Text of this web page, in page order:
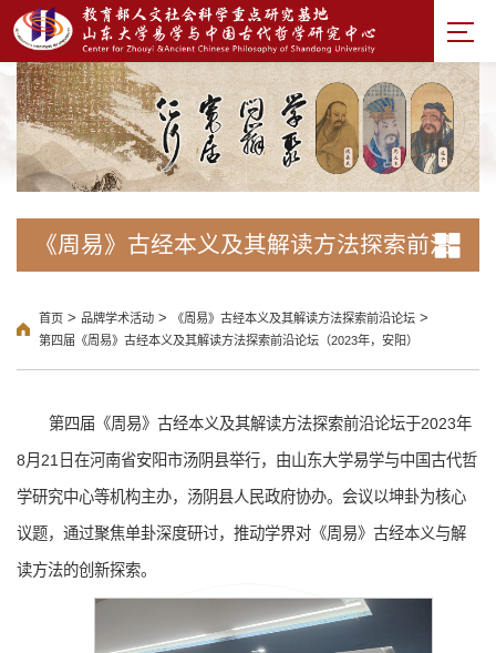
《周易》古经本义及其解读方法探索前沿
首页 > 品牌学术活动 > 《周易》古经本义及其解读方法探索前沿论坛 >
第四届《周易》古经本义及其解读方法探索前沿论坛（2023年，安阳）
第四届《周易》古经本义及其解读方法探索前沿论坛于2023年
8月21日在河南省安阳市汤阴县举行，由山东大学易学与中国古代哲
学研究中心等机构主办，汤阴县人民政府协办。会议以坤卦为核心
议题，通过聚焦单卦深度研讨，推动学界对《周易》古经本义与解
读方法的创新探索。